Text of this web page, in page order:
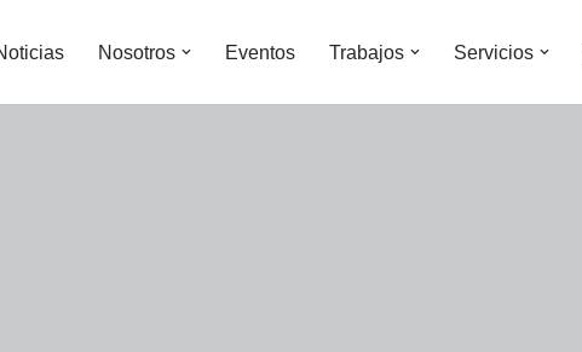
Nosotros Eventos Trabajos Servicios